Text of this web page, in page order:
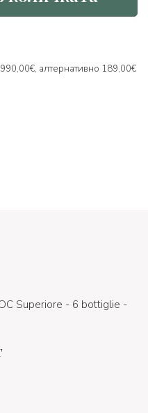
алтернативно 189,00€
Superiore - 6 bottiglie -